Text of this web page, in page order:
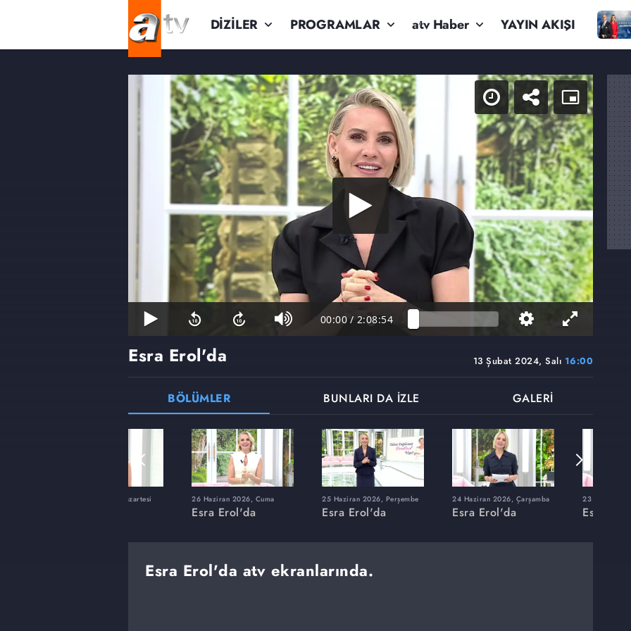
DİZİLER PROGRAMLAR atv Haber YAYIN AKIŞI
00:00 / 2:08:54
13 Şubat 2024, Salı 16:00
Esra Erol'da
BÖLÜMLER BUNLARI DA İZLE GALERİ
8 Haziran 2026, Pazartesi 26 Haziran 2026, Cuma
Esra Erol'da
25 Haziran 2026, Perşembe
Esra Erol'da
24 Haziran 2026, Çarşamba
Esra Erol'da
23 Haziran
Esra
Esra Erol'da atv ekranlarında.